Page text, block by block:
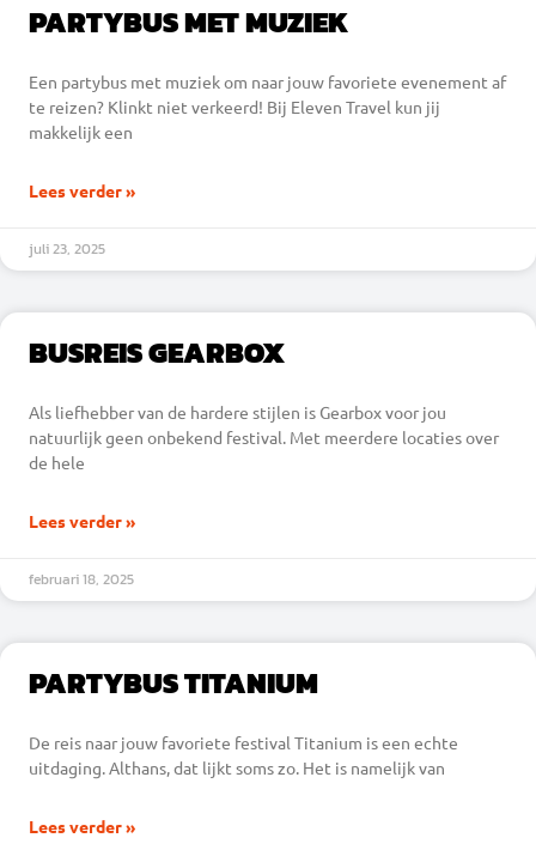
PARTYBUS MET MUZIEK
Een partybus met muziek om naar jouw favoriete evenement af
te reizen? Klinkt niet verkeerd! Bij Eleven Travel kun jij
makkelijk een
Lees verder »
juli 23, 2025
BUSREIS GEARBOX
Als liefhebber van de hardere stijlen is Gearbox voor jou
natuurlijk geen onbekend festival. Met meerdere locaties over
de hele
Lees verder »
februari 18, 2025
PARTYBUS TITANIUM
De reis naar jouw favoriete festival Titanium is een echte
uitdaging. Althans, dat lijkt soms zo. Het is namelijk van
Lees verder »